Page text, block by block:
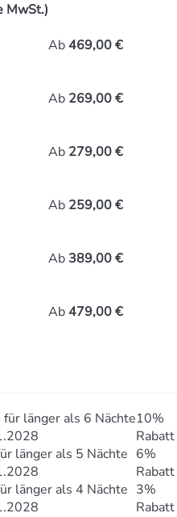
MwSt.)
Ab469,00 €
Ab 269,00 €
Ab 279,00 €
Ab 259,00 €
Ab 389,00 €
Ab479,00 €
länger als 6 Nächte10%
Rabatt
länger als 5 Nächte 6%
Rabatt
länger als 4 Nächte 3%
Rabatt